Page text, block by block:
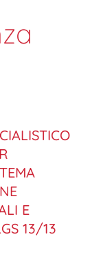
E
13/13